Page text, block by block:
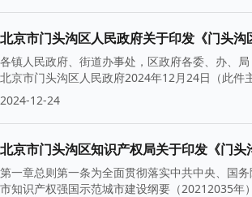
北京市门头沟区人民政府关于印发《门头
各镇人民政府、街道办事处，区政府各委、办、
北京市门头沟区人民政府2024年12月24日（此
2024-12-24
北京市门头沟区知识产权局关于印发《门
第一章总则第一条为全面贯彻落实中共中央、国
市知识产权强国示范城市建设纲要（20212035